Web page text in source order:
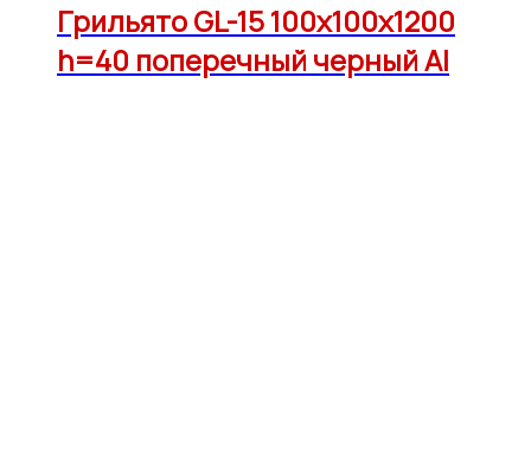
Грильято GL-15 100х100х1200
h=40 поперечный черный Al